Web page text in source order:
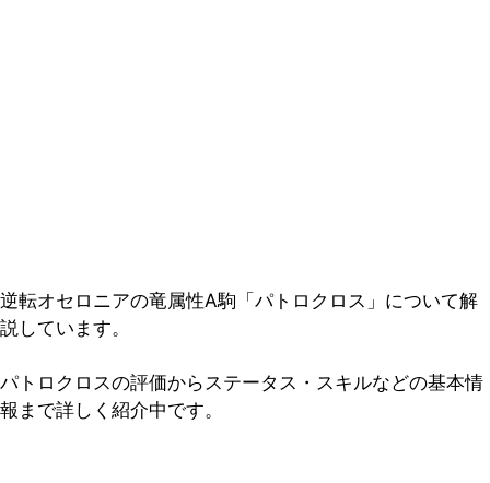
逆転オセロニアの竜属性A駒「パトロクロス」について解
説しています。
パトロクロスの評価からステータス・スキルなどの基本情
報まで詳しく紹介中です。